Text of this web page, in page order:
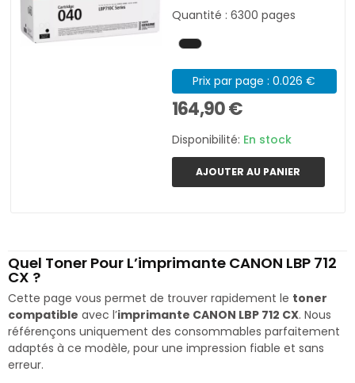
Quantité : 6300 pages
Prix par page : 0.026 €
164,90 €
Disponibilité: En stock
AJOUTER AU PANIER
Quel Toner Pour L’imprimante CANON LBP 712
CX ?
Cette page vous permet de trouver rapidement le toner
compatible avec l’imprimante CANON LBP 712 CX. Nous
référençons uniquement des consommables parfaitement
adaptés à ce modèle, pour une impression fiable et sans
erreur.